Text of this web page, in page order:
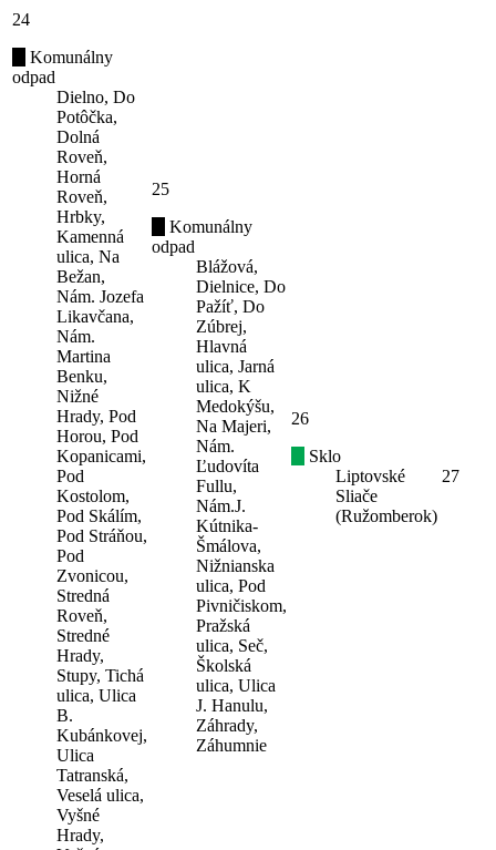
24
Komunálny
odpad
Dielno, Do
Potôčka,
Dolná
Roveň,
Horná
Roveň,
Hrbky,
Kamenná
ulica, Na
Bežan,
Nám. Jozefa
Likavčana,
Nám.
Martina
Benku,
Nižné
Hrady, Pod
Horou, Pod
Kopanicami,
Pod
Kostolom,
Pod Skálím,
Pod Stráňou,
Pod
Zvonicou,
Stredná
Roveň,
Stredné
Hrady,
Stupy, Tichá
ulica, Ulica
B.
Kubánkovej,
Ulica
Tatranská,
Veselá ulica,
Vyšné
Hrady,
25
Komunálny
odpad
Blážová,
Dielnice, Do
Pažíť, Do
Zúbrej,
Hlavná
ulica, Jarná
ulica, K
Medokýšu,
Na Majeri,
Nám.
Ľudovíta
Fullu,
Nám.J.
Kútnika-
Šmálova,
Nižnianska
ulica, Pod
Pivničiskom,
Pražská
ulica, Seč,
Školská
ulica, Ulica
J. Hanulu,
Záhrady,
Záhumnie
26
Sklo
Liptovské
Sliače
(Ružomberok)
27